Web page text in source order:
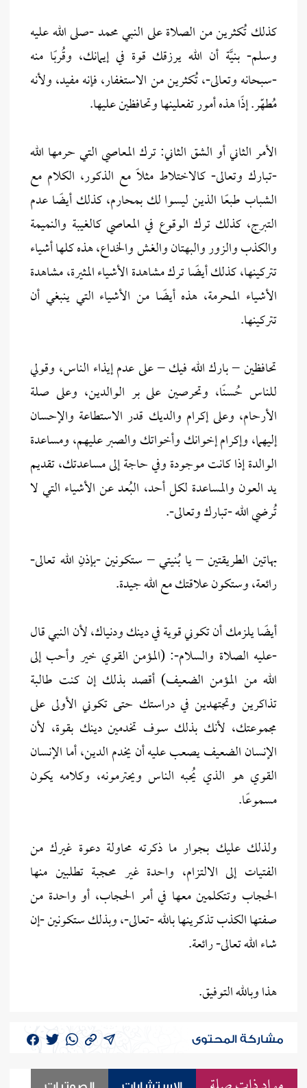
كذلك تُكثرين من الصلاة على النبي محمد -صلى الله عليه
وسلم- بنيَّة أن الله يرزقك قوة في إيمانك، وقُربًا منه
-سبحانه وتعالى-، تُكثرين من الاستغفار، فإنه مفيد، ولأنه
مُطهّر. إذًا هذه أمور تفعلينها وتحافظين عليها.
الأمر الثاني أو الشق الثاني: ترك المعاصي التي حرمها الله
-تبارك وتعالى- كالاختلاط مثلاً مع الذكور، الكلام مع
الشباب طبعًا الذين ليسوا لك بمحارم، كذلك أيضًا عدم
التبرج، كذلك ترك الوقوع في المعاصي كالغيبة والنميمة
والكذب والزور والبهتان والغش والخداع، هذه كلها أشياء
تتركينها، كذلك أيضًا ترك مشاهدة الأشياء المثيرة، مشاهدة
الأشياء المحرمة، هذه أيضًا من الأشياء التي ينبغي أن
تتركينها.
تحافظين – بارك الله فيك – على عدم إيذاء الناس، وقولي
للناس حُسنًا، وتحرصين على بر الوالدين، وعلى صلة
الأرحام، وعلى إكرام والديك قدر الاستطاعة والإحسان
إليهما، وإكرام إخوانك وأخواتك والصبر عليهم، ومساعدة
الوالدة إذا كانت موجودة وفي حاجة إلى مساعدتك، تقديم
يد العون والمساعدة لكل أحد، البُعد عن الأشياء التي لا
تُرضي الله -تبارك وتعالى-.
بهاتين الطريقتين – يا بُنيتي – ستكونين -بإذنِ الله تعالى-
رائعة، وستكون علاقتك مع الله جيدة.
أيضًا يلزمك أن تكوني قوية في دينك ودنياك، لأن النبي قال
-عليه الصلاة والسلام-: (المؤمن القوي خير وأحب إلى
الله من المؤمن الضعيف) أقصد بذلك إن كنت طالبة
تذاكرين وتجتهدين في دراستك حتى تكوني الأولى على
مجموعتك، لأنك بذلك سوف تخدمين دينك بقوة، لأن
الإنسان الضعيف يصعب عليه أن يخدم الدين، أما الإنسان
القوي هو الذي يُحبه الناس ويحترمونه، وكلامه يكون
مسموعًا.
ولذلك عليك بجوار ما ذكرته محاولة دعوة غيرك من
الفتيات إلى الالتزام، واحدة غير محجبة تطلبين منها
الحجاب وتتكلمين معها في أمر الحجاب، أو واحدة من
صفتها الكذب تذكرينها بالله -تعالى-، وبذلك ستكونين -إن
شاء الله تعالى- رائعة.
هذا وبالله التوفيق.
مشاركة المحتوى